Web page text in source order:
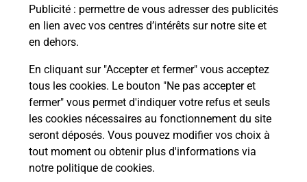
Publicité : permettre de vous adresser des publicités
en lien avec vos centres d’intérêts sur notre site et
en dehors.
En cliquant sur "Accepter et fermer" vous acceptez
tous les cookies. Le bouton "Ne pas accepter et
fermer" vous permet d'indiquer votre refus et seuls
les cookies nécessaires au fonctionnement du site
seront déposés. Vous pouvez modifier vos choix à
tout moment ou obtenir plus d'informations via
notre politique de cookies.
Puis-je passer mon code de la route
avec La Poste et sous quelles
conditions ?
Localiser Liste Creuse Bétête